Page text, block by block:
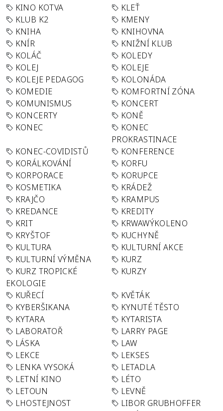
KINO KOTVA
KLEŤ
KLUB K2
KMENY
KNIHA
KNIHOVNA
KNÍR
KNIŽNÍ KLUB
KOLÁČ
KOLEDY
KOLEJ
KOLEJE
KOLEJE PEDAGOG
KOLONÁDA
KOMEDIE
KOMFORTNÍ ZÓNA
KOMUNISMUS
KONCERT
KONCERTY
KONĚ
KONEC
KONEC
PROKRASTINACE
KONEC-COVIDISTŮ
KONFERENCE
KORÁLKOVÁNÍ
KORFU
KORPORACE
KORUPCE
KOSMETIKA
KRÁDEŽ
KRAJČO
KRAMPUS
KREDANCE
KREDITY
KRIT
KRWAWÝKOLENO
KRYŠTOF
KUCHYNĚ
KULTURA
KULTURNÍ AKCE
KULTURNÍ VÝMĚNA
KURZ
KURZ TROPICKÉ
EKOLOGIE
KURZY
KUŘECÍ
KVĚTÁK
KYBERŠIKANA
KYNUTÉ TĚSTO
KYTARA
KYTARISTA
LABORATOŘ
LARRY PAGE
LÁSKA
LAW
LEKCE
LEKSES
LENKA VYSOKÁ
LETADLA
LETNÍ KINO
LÉTO
LETOUN
LEVNĚ
LHOSTEJNOST
LIBOR GRUBHOFFER